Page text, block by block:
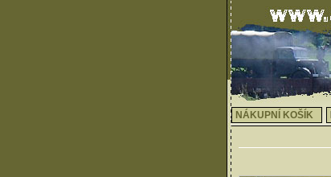
NÁKUPNÍ KOŠÍK